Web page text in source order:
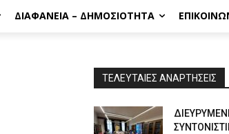
ΔΙΑΦΆΝΕΙΑ – ΔΗΜΟΣΙΌΤΗΤΑ
ΤΕΛΕΥΤΑΙΕΣ ΑΝΑΡΤΗΣΕΙΣ